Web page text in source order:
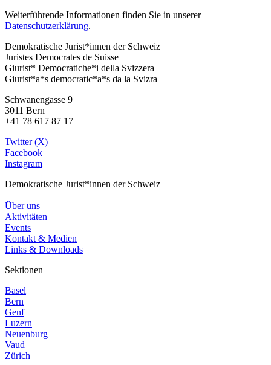
Weiterführende Informationen finden Sie in unserer
Datenschutzerklärung.
Demokratische Jurist*innen der Schweiz
Juristes Democrates de Suisse
Giurist* Democratiche*i della Svizzera
Giurist*a*s democratic*a*s da la Svizra
Schwanengasse 9
3011 Bern
+41 78 617 87 17
Twitter (X)
Facebook
Instagram
Demokratische Jurist*innen der Schweiz
Über uns
Aktivitäten
Events
Kontakt & Medien
Links & Downloads
Sektionen
Basel
Bern
Genf
Luzern
Neuenburg
Vaud
Zürich